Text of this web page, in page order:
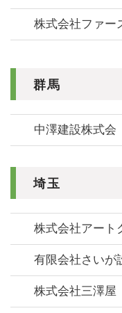
株式会社ファー
群馬
中澤建設株式会
埼玉
株式会社アート
有限会社さいが
株式会社三澤屋